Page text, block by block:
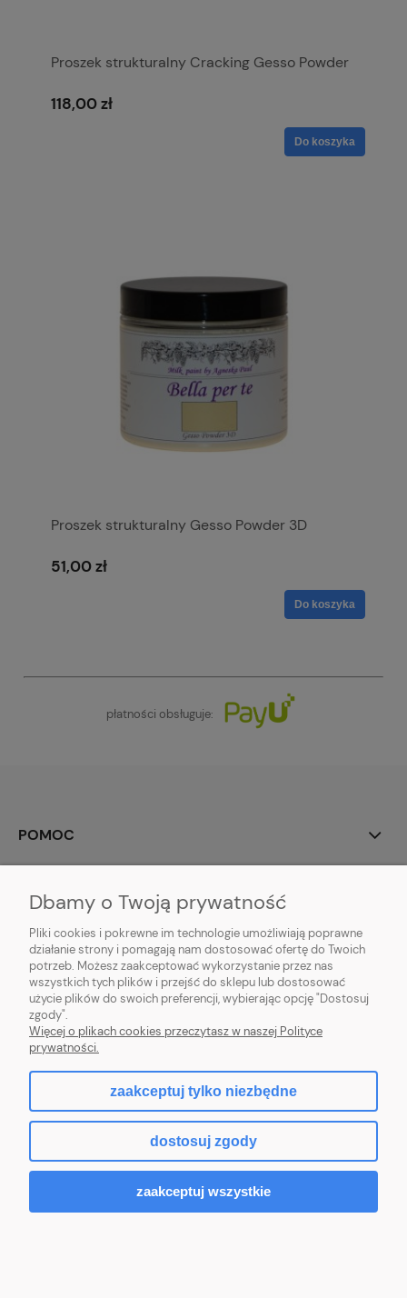
Proszek strukturalny Cracking Gesso Powder
118,00 zł
Do koszyka
Proszek strukturalny Gesso Powder 3D
51,00 zł
Do koszyka
płatności obsługuje:
POMOC
PŁATNOŚCI I DOSTAWA
INFORMACJE
O NAS
Sklep internetowy Shoper.pl
Dbamy o Twoją prywatność
Pliki cookies i pokrewne im technologie umożliwiają poprawne
działanie strony i pomagają nam dostosować ofertę do Twoich
potrzeb. Możesz zaakceptować wykorzystanie przez nas
wszystkich tych plików i przejść do sklepu lub dostosować
użycie plików do swoich preferencji, wybierając opcję "Dostosuj
zgody".
Więcej o plikach cookies przeczytasz w naszej Polityce
prywatności.
zaakceptuj tylko niezbędne
dostosuj zgody
zaakceptuj wszystkie